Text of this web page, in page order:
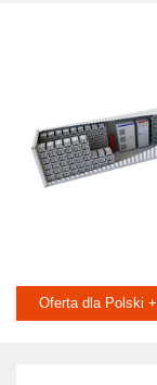
Oferta dla Polski +